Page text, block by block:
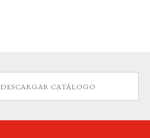
DESCARGAR CATÁLOGO